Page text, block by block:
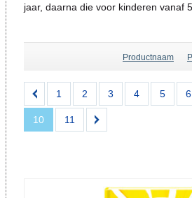
jaar, daarna die voor kinderen vanaf
Productnaam
1 2 3 4 5 6
10 11